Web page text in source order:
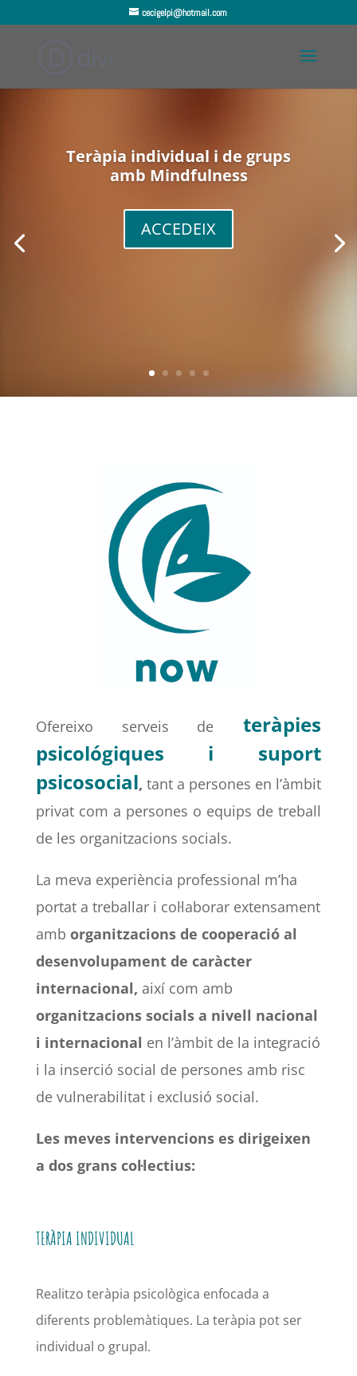
cecigelpi@hotmail.com
Teràpia individual i de grups
amb Mindfulness
ACCEDEIX
Ofereixo serveis de
teràpies
psicológiques i suport
psicosocial, tant a persones en l’àmbit
privat com a persones o equips de treball
de les organitzacions socials.
La meva experiència professional m’ha
portat a treballar i col·laborar extensament
amb organitzacions de cooperació al
desenvolupament de caràcter
internacional, així com amb
organitzacions socials a nivell nacional
i internacional en l’àmbit de la integració
i la inserció social de persones amb risc
de vulnerabilitat i exclusió social.
Les meves intervencions es dirigeixen
a dos grans col·lectius:
TERÀPIA INDIVIDUAL
Realitzo teràpia psicològica enfocada a
diferents problemàtiques. La teràpia pot ser
individual o grupal.